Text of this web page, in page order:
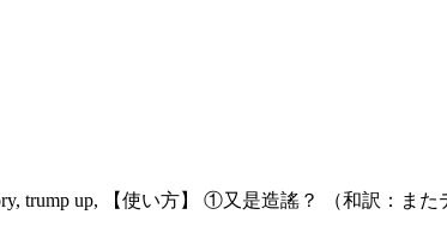
trump up, 【使い方】 ①又是造謠？ （和訳：ま